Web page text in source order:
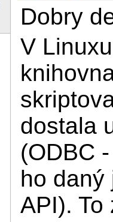
Dobry
V
dostala
(ODBC
ho daný
API).